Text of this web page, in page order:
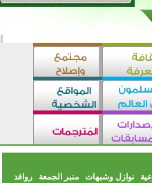
نوازل وشبهات منبر الجمعة
روافد